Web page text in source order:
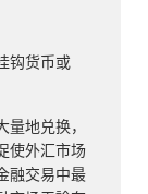
钩货币或
地兑换，
使外汇市场
融交易中最